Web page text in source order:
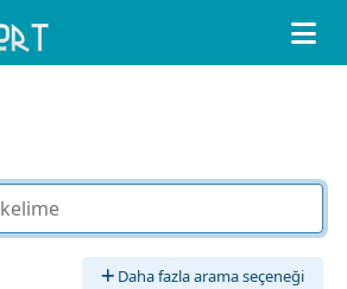
Daha fazla arama seçeneği